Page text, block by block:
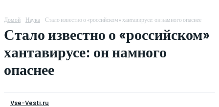
Домой Наука Стало известно о «российском» хантавирусе: он намного опаснее
Стало известно о «российском»
хантавирусе: он намного
опаснее
Vse-Vesti.ru